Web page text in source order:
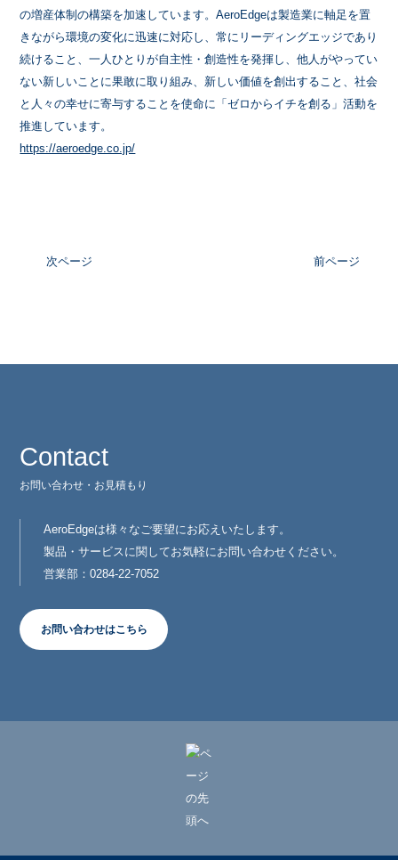
の増産体制の構築を加速しています。AeroEdgeは製造業に軸足を置
きながら環境の変化に迅速に対応し、常にリーディングエッジであり
続けること、一人ひとりが自主性・創造性を発揮し、他人がやってい
ない新しいことに果敢に取り組み、新しい価値を創出すること、社会
と人々の幸せに寄与することを使命に「ゼロからイチを創る」活動を
推進しています。
https://aeroedge.co.jp/
前ページ
次ページ
Contact
お問い合わせ・お見積もり
AeroEdgeは様々なご要望にお応えいたします。
製品・サービスに関してお気軽にお問い合わせください。
営業部：0284-22-7052
お問い合わせはこちら